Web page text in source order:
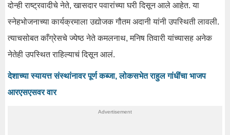
दोन्ही राष्ट्रवादीचे नेते, खासदार पवारांच्या घरी दिसून आले आहेत. या
स्नेहभोजनाच्या कार्यक्रमाला उद्योजक गौतम अदानी यांनी उपस्थिती लावली.
त्याचसोबत काँग्रेसचे ज्येष्ठ नेते कमलनाथ, मनिष तिवारी यांच्यासह अनेक
नेतेही उपस्थित राहिल्याचं दिसून आलं.
देशाच्या स्यायत्त संस्थांनावर पूर्ण कब्जा, लोकसभेत राहुल गांधींचा भाजप
आरएसएसवर वार